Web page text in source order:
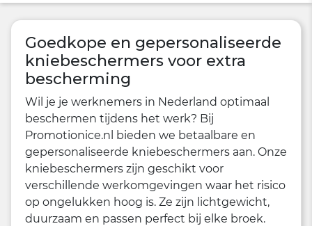
Goedkope en gepersonaliseerde
kniebeschermers voor extra
bescherming
Wil je je werknemers in Nederland optimaal
beschermen tijdens het werk? Bij
Promotionice.nl bieden we betaalbare en
gepersonaliseerde kniebeschermers aan. Onze
kniebeschermers zijn geschikt voor
verschillende werkomgevingen waar het risico
op ongelukken hoog is. Ze zijn lichtgewicht,
duurzaam en passen perfect bij elke broek.